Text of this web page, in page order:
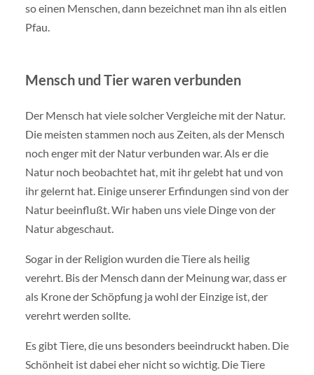
so einen Menschen, dann bezeichnet man ihn als eitlen
Pfau.
Mensch und Tier waren verbunden
Der Mensch hat viele solcher Vergleiche mit der Natur.
Die meisten stammen noch aus Zeiten, als der Mensch
noch enger mit der Natur verbunden war. Als er die
Natur noch beobachtet hat, mit ihr gelebt hat und von
ihr gelernt hat. Einige unserer Erfindungen sind von der
Natur beeinflußt. Wir haben uns viele Dinge von der
Natur abgeschaut.
Sogar in der Religion wurden die Tiere als heilig
verehrt. Bis der Mensch dann der Meinung war, dass er
als Krone der Schöpfung ja wohl der Einzige ist, der
verehrt werden sollte.
Es gibt Tiere, die uns besonders beeindruckt haben. Die
Schönheit ist dabei eher nicht so wichtig. Die Tiere